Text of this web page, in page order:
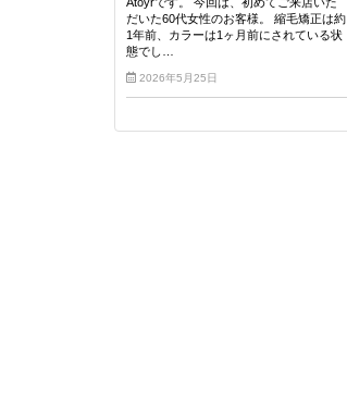
だいた60代女性のお客様。 縮毛矯正は約
1年前、カラーは1ヶ月前にされている状
態でし…
2026年5月25日